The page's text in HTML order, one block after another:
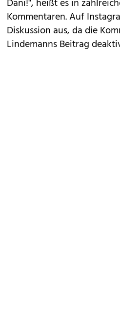
Dani!", heißt es in
Kommentaren. Auf
Diskussion aus, da die
Lindemanns Beitrag